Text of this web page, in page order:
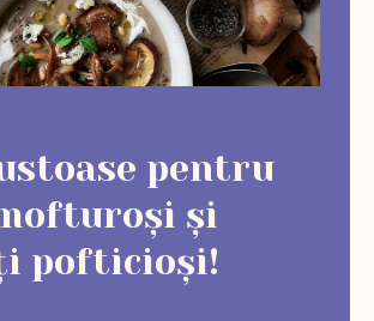
pentru
și
pofticioși!